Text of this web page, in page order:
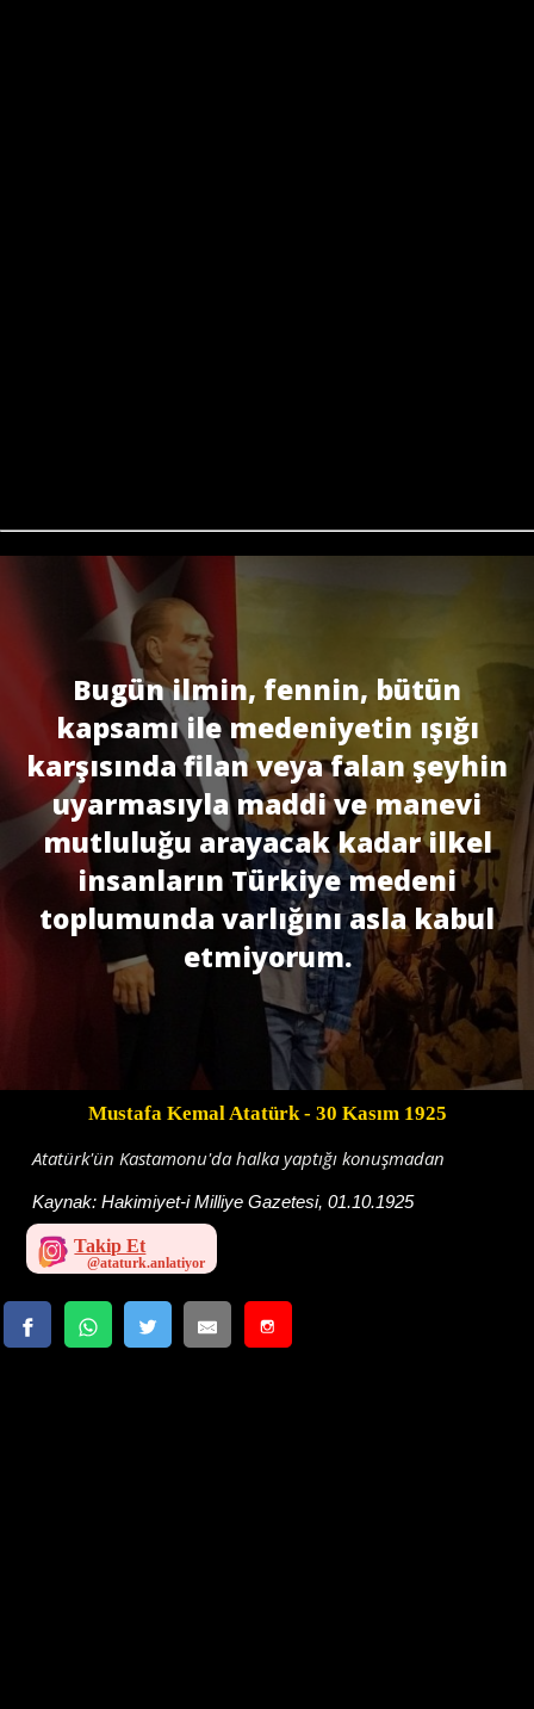
Bugün ilmin, fennin, bütün
kapsamı ile medeniyetin ışığı
karşısında filan veya falan şeyhin
uyarmasıyla maddi ve manevi
mutluluğu arayacak kadar ilkel
insanların Türkiye medeni
toplumunda varlığını asla kabul
etmiyorum.
Mustafa Kemal Atatürk- 30 Kasım 1925
Atatürk'ün Kastamonu'da halka yaptığı konuşmadan
Kaynak:Hakimiyet-i Milliye Gazetesi, 01.10.1925
Takip Et